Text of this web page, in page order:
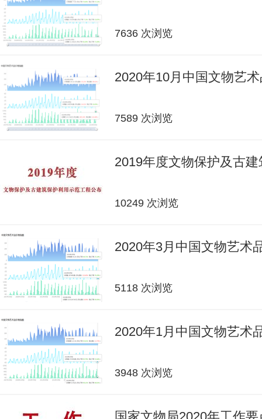
7636 次浏览
2020年10月中国文物艺
7589 次浏览
2019年度文物保护及古
10249 次浏览
2020年3月中国文物艺术
5118 次浏览
2020年1月中国文物艺术
3948 次浏览